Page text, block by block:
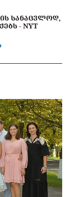
ᲡᲐᲜᲐᲪᲕᲚᲝᲓ,
- NYT